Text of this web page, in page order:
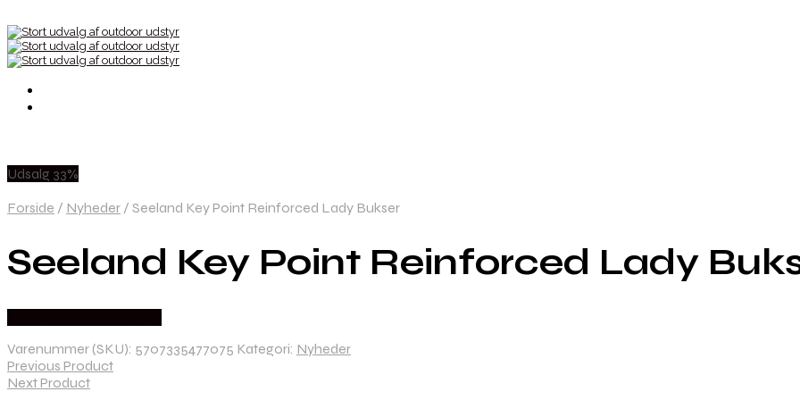
Udsalg 33%
Forside / Nyheder / Seeland Key Point Reinforced Lady Bukser
Seeland Key Point Reinforced Lady
Varenummer (SKU): 5707335477075 Kategori: Nyheder
Previous Product
Next Product